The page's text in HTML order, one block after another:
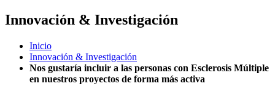
Innovación & Investigación
Inicio
Innovación & Investigación
Nos gustaría incluir a las personas con Esclerosis Múltiple
en nuestros proyectos de forma más activa